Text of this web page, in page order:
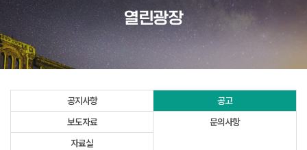
열린광장
공지사항
공고
보도자료
문의사항
자료실